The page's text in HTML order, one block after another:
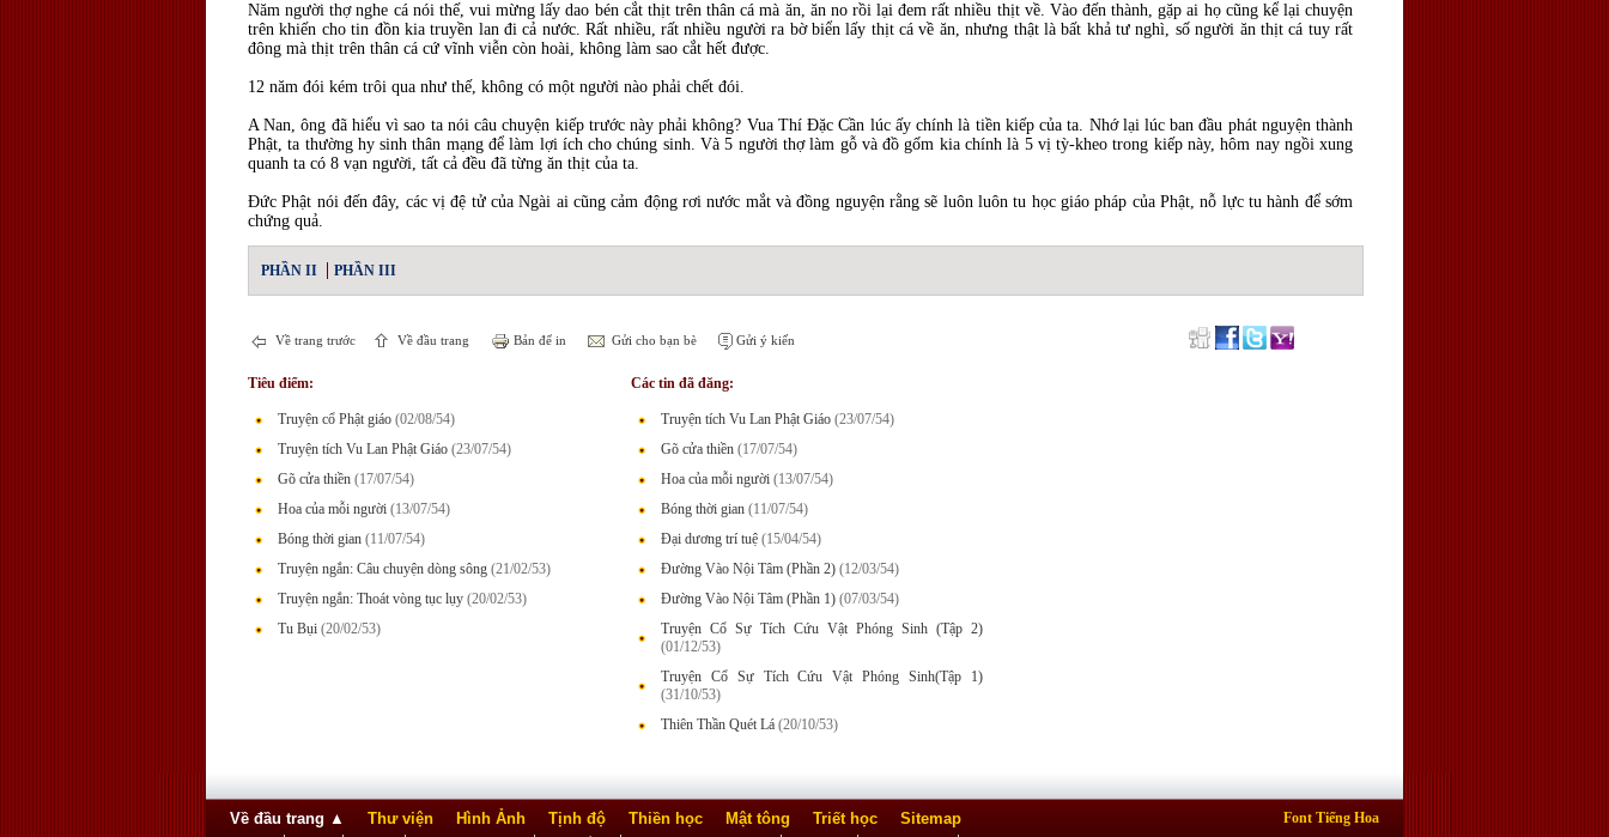
Năm người thợ nghe cá nói thế, vui mừng lấy dao bén cắt thịt trên thân cá mà ăn, ăn no rồi lại đem rất nhiều thịt về. Vào đến thành, gặp ai họ cũng kể lại chuyện
trên khiến cho tin đồn kia truyền lan đi cả nước. Rất nhiều, rất nhiều người ra bờ biển lấy thịt cá về ăn, nhưng thật là bất khả tư nghì, số người ăn thịt cá tuy rất
đông mà thịt trên thân cá cứ vĩnh viễn còn hoài, không làm sao cắt hết được.
12 năm đói kém trôi qua như thế, không có một người nào phải chết đói.
A Nan, ông đã hiểu vì sao ta nói câu chuyện kiếp trước này phải không? Vua Thí Đặc Cần lúc ấy chính là tiền kiếp của ta. Nhớ lại lúc ban đầu phát nguyện thành
Phật, ta thường hy sinh thân mạng để làm lợi ích cho chúng sinh. Và 5 người thợ làm gỗ và đồ gốm kia chính là 5 vị tỳ-kheo trong kiếp này, hôm nay ngồi xung
quanh ta có 8 vạn người, tất cả đều đã từng ăn thịt của ta.
Đức Phật nói đến đây, các vị đệ tử của Ngài ai cũng cảm động rơi nước mắt và đồng nguyện rằng sẽ luôn luôn tu học giáo pháp của Phật, nỗ lực tu hành để sớm
chứng quả.
PHẦN II PHẦN III
Về trang trước Về đầu trang Bản để in Gửi cho bạn bè Gửi ý kiến
Tiêu điểm:
Truyện cổ Phật giáo (02/08/54)
Truyện tích Vu Lan Phật Giáo (23/07/54)
Gõ cửa thiền (17/07/54)
Hoa của mỗi người (13/07/54)
Bóng thời gian (11/07/54)
Truyện ngắn: Câu chuyện dòng sông (21/02/53)
Truyện ngắn: Thoát vòng tục lụy (20/02/53)
Tu Bụi (20/02/53)
Các tin đã đăng:
Truyện tích Vu Lan Phật Giáo (23/07/54)
Gõ cửa thiền (17/07/54)
Hoa của mỗi người (13/07/54)
Bóng thời gian (11/07/54)
Đại dương trí tuệ (15/04/54)
Đường Vào Nội Tâm (Phần 2) (12/03/54)
Đường Vào Nội Tâm (Phần 1) (07/03/54)
Truyện Cổ Sự Tích Cứu Vật Phóng Sinh (Tập 2)
(01/12/53)
Truyện Cổ Sự Tích Cứu Vật Phóng Sinh(Tập 1)
(31/10/53)
Thiên Thần Quét Lá (20/10/53)
Về đầu trang ▲ Thư viện Hình Ảnh Tịnh độ Thiền học Mật tông Triết học Sitemap Font Tiếng Hoa